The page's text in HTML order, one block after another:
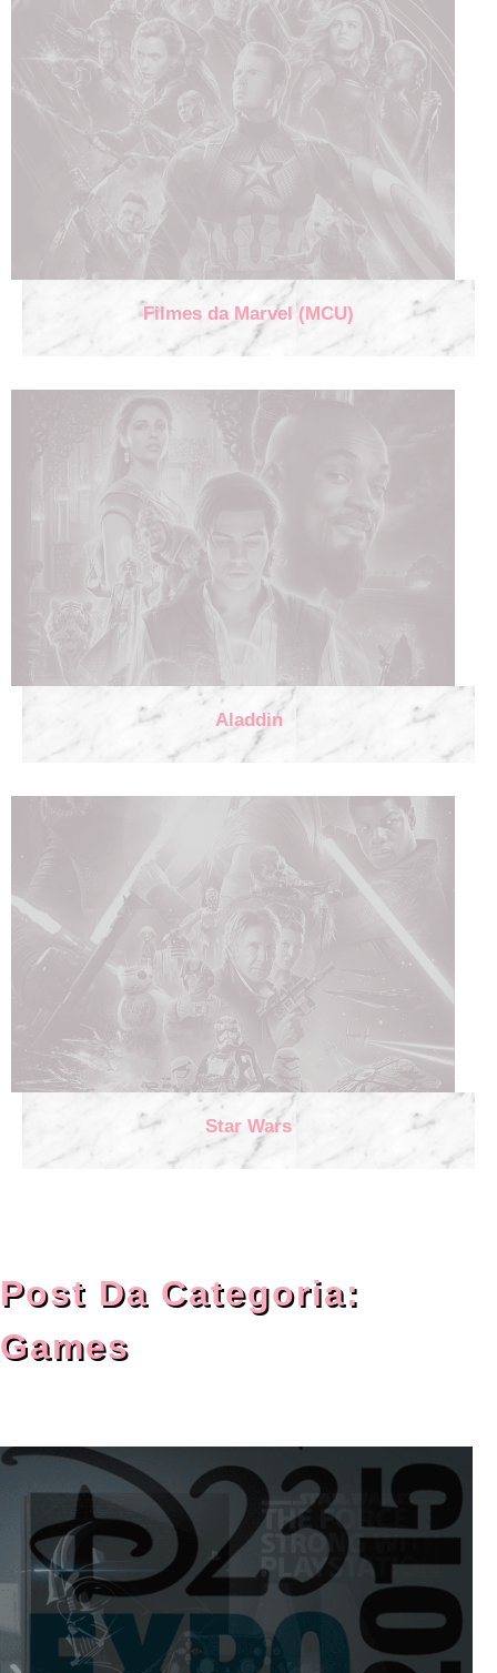
Filmes da Marvel (MCU)
Aladdin
Star Wars
Post Da Categoria:
Games